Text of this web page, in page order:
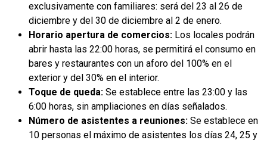
exclusivamente con familiares: será del 23 al 26 de
diciembre y del 30 de diciembre al 2 de enero.
Horario apertura de comercios: Los locales podrán
abrir hasta las 22:00 horas, se permitirá el consumo en
bares y restaurantes con un aforo del 100% en el
exterior y del 30% en el interior.
Toque de queda: Se establece entre las 23:00 y las
6:00 horas, sin ampliaciones en días señalados.
Número de asistentes a reuniones: Se establece en
10 personas el máximo de asistentes los días 24, 25 y